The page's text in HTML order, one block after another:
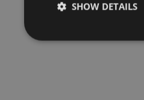
SHOW DETAILS